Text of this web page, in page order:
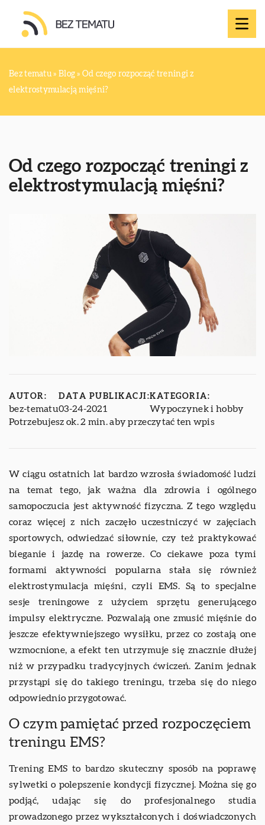
Bez tematu » Blog »Od czego rozpocząć treningi z
elektrostymulacją mięśni?
Od czego rozpocząć treningi z
elektrostymulacją mięśni?
AUTOR:
bez-tematu
DATA PUBLIKACJI:
03-24-2021
KATEGORIA:
Wypoczynek i hobby
Potrzebujesz ok. 2 min. aby przeczytać ten wpis
W ciągu ostatnich lat bardzo wzrosła świadomość ludzi
na temat tego, jak ważna dla zdrowia i ogólnego
samopoczucia jest aktywność fizyczna. Z tego względu
coraz więcej z nich zaczęło uczestniczyć w zajęciach
sportowych, odwiedzać siłownie, czy też praktykować
bieganie i jazdę na rowerze. Co ciekawe poza tymi
formami aktywności popularna stała się również
elektrostymulacja mięśni, czyli EMS. Są to specjalne
sesje treningowe z użyciem sprzętu generującego
impulsy elektryczne. Pozwalają one zmusić mięśnie do
jeszcze efektywniejszego wysiłku, przez co zostają one
wzmocnione, a efekt ten utrzymuje się znacznie dłużej
niż w przypadku tradycyjnych ćwiczeń. Zanim jednak
przystąpi się do takiego treningu, trzeba się do niego
odpowiednio przygotować.
O czym pamiętać przed rozpoczęciem
treningu EMS?
Trening EMS to bardzo skuteczny sposób na poprawę
sylwetki o polepszenie kondycji fizycznej. Można się go
podjąć, udając się do profesjonalnego studia
prowadzonego przez wykształconych i doświadczonych